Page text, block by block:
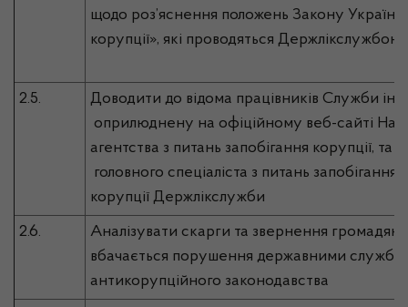
щодо роз’яснення положень Закону України
корупції», які проводяться Держлікслужбою
2.5.
Доводити до відома працівників Служби
оприлюднену на офіційному веб-сайті
агентства з питань запобігання корупції, та
головного спеціаліста з питань запобігання
корупції Держлікслужби
2.6.
Аналізувати скарги та звернення
вбачається порушення державними
антикорупційного законодавства